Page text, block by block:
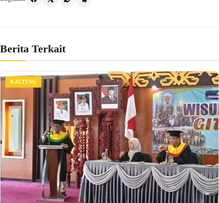
Berita Terkait
KALTENG